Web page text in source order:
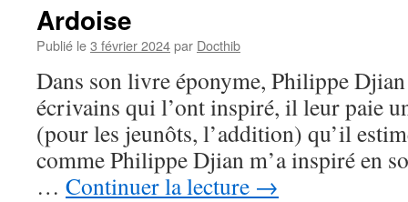
Ardoise
Publié le3 février 2024par Docthib
Dans son livre éponyme, Philippe
écrivains qui l’ont inspiré, il leur paie
(pour les jeunôts, l’addition) qu’il
comme Philippe Djian m’a inspiré en
… Continuer la lecture →